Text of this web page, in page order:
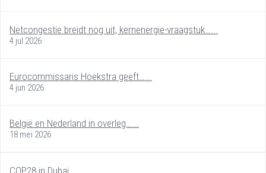
Netcongestie breidt nog uit, kernenergie-vraagstuk…...
4 jul 2026
Eurocommissaris Hoekstra geeft…...
4 jun 2026
België en Nederland in overleg…...
18 mei 2026
COP28 in Dubai...